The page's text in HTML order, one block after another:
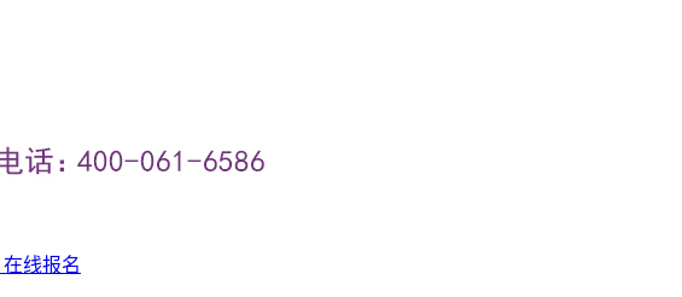
在线报名